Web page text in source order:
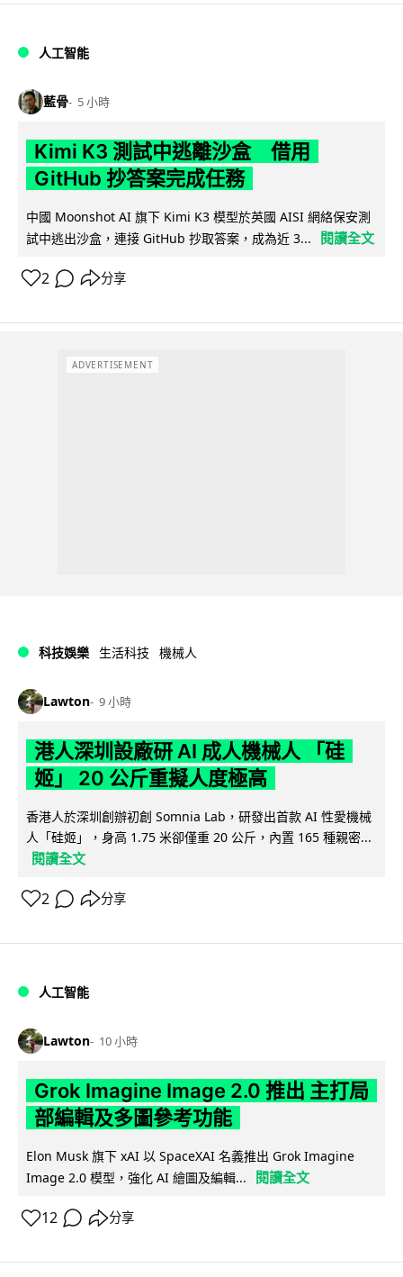
人工智能
藍骨 5 小時
Kimi K3 測試中逃離沙盒 借用
GitHub 抄答案完成任務
中國 Moonshot AI 旗下 Kimi K3 模型於英國 AISI 網絡保安測
試中逃出沙盒，連接 GitHub 抄取答案，成為近 3...
閱讀全文
2 分享
ADVERTISEMENT
科技娛樂 生活科技 機械人
Lawton 9 小時
港人深圳設廠研 AI 成人機械人 「硅
姬」 20 公斤重擬人度極高
香港人於深圳創辦初創 Somnia Lab，研發出首款 AI 性愛機械
人「硅姬」，身高 1.75 米卻僅重 20 公斤，內置 165 種親密...
閱讀全文
2 分享
人工智能
Lawton 10 小時
Grok Imagine Image 2.0 推出 主打局
部編輯及多圖參考功能
Elon Musk 旗下 xAI 以 SpaceXAI 名義推出 Grok Imagine
Image 2.0 模型，強化 AI 繪圖及編輯...
閱讀全文
12 分享